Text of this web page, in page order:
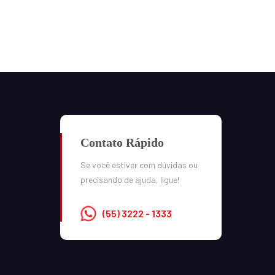
Contato Rápido
Se você estiver com dúvidas ou
precisando de ajuda, ligue!
(55) 3222 - 1333